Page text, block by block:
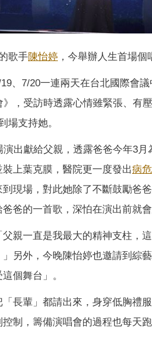
歌手陳怡婷 ，今舉辦人生首場個
、7/20一連兩天在台北國際會
》，受訪時透露心情雖緊張、有
場支持她。
出獻給父親，透露爸爸今年3
裝上葉克膜，醫院更一度發出病危
現場，對此她除了不斷鼓勵爸
爸的一首歌，深怕在演出前就會
親一直是我最大的精神支柱，
另外，今晚陳怡婷也邀請到綜
個舞台」。
長輩」都請出來，身穿低胸禮
制，籌備演唱會的過程也每天